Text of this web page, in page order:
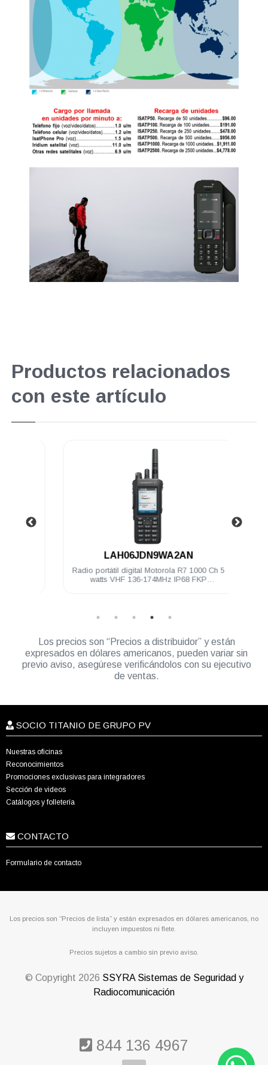
Productos relacionados
con este artículo
LAH06JDN9WA2AN
Radio portátil digital Motorola R7 1000 Ch 5
watts VHF 136-174MHz IP68 FKP
Los precios son “Precios a distribuidor” y están
expresados en dólares americanos, pueden variar sin
previo aviso, asegúrese verificándolos con su ejecutivo
de ventas.
SOCIO TITANIO DE GRUPO PV
Nuestras oficinas
Reconocimientos
Promociones exclusivas para integradores
Sección de videos
Catálogos y folletería
CONTACTO
Formulario de contacto
Los precios son “Precios de lista” y están expresados en dólares americanos, no
incluyen impuestos ni flete.
Precios sujetos a cambio sin previo aviso.
© Copyright 2026 SSYRA Sistemas de Seguridad y
Radiocomunicación
844 136 4967